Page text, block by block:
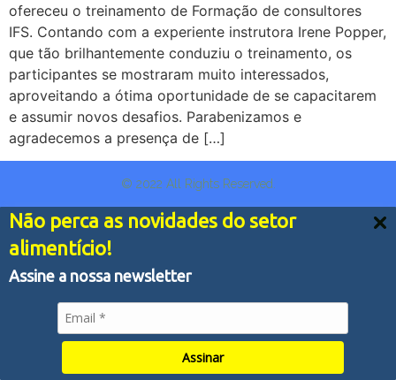
Não perca as novidades do setor
alimentício!
Assine a nossa newsletter
Assinar
ofereceu o treinamento de Formação de consultores
IFS. Contando com a experiente instrutora Irene Popper,
que tão brilhantemente conduziu o treinamento, os
participantes se mostraram muito interessados,
aproveitando a ótima oportunidade de se capacitarem
e assumir novos desafios. Parabenizamos e
agradecemos a presença de […]
© 2022 All Rights Reserved.
Nós usamos cookies e outras tecnologias semelhantes
para melhorar a sua experiência em nossos serviços,
personalizar publicidade e recomendar conteúdo de seu
com tal monitoramento.Política de Privacidade
Aceitar tudo